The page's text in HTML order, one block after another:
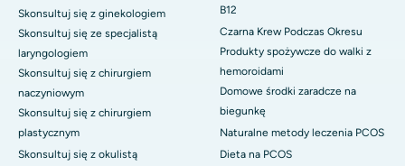
Skonsultuj się z ginekologiem
Skonsultuj się ze specjalistą
laryngologiem
Skonsultuj się z chirurgiem
naczyniowym
Skonsultuj się z chirurgiem
plastycznym
Skonsultuj się z okulistą
B12
Czarna Krew Podczas Okresu
Produkty spożywcze do walki z
hemoroidami
Domowe środki zaradcze na
biegunkę
Naturalne metody leczenia PCOS
Dieta na PCOS